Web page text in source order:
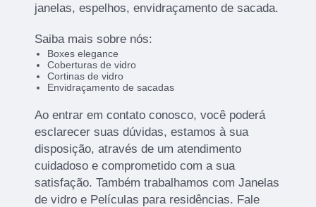
janelas, espelhos, envidraçamento de sacada.
Saiba mais sobre nós:
Boxes elegance
Coberturas de vidro
Cortinas de vidro
Envidraçamento de sacadas
Ao entrar em contato conosco, você poderá
esclarecer suas dúvidas, estamos à sua
disposição, através de um atendimento
cuidadoso e comprometido com a sua
satisfação. Também trabalhamos com Janelas
de vidro e Películas para residências. Fale